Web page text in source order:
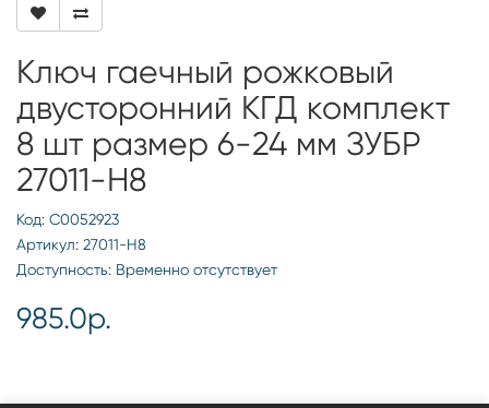
Ключ гаечный рожковый
двусторонний КГД комплект
8 шт размер 6-24 мм ЗУБР
27011-H8
Код: С0052923
Артикул: 27011-H8
Доступность: Временно отсутствует
985.0р.